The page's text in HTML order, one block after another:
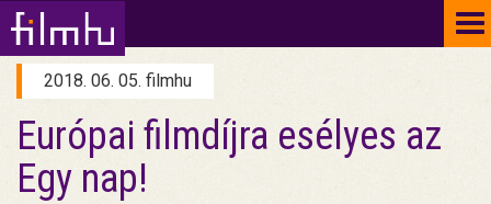
2018. 06. 05. filmhu
Európai filmdíjra esélyes az
Egy nap!